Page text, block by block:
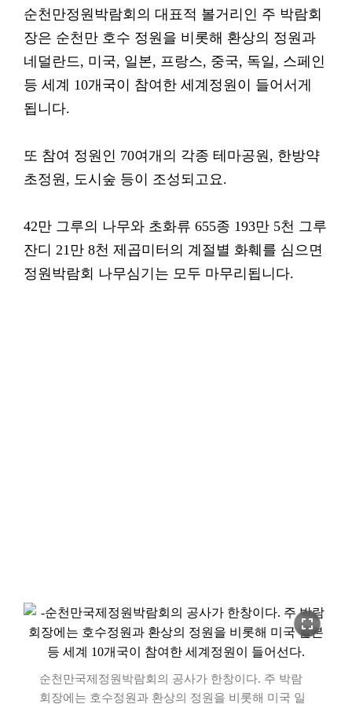
순천만정원박람회의 대표적 볼거리인 주 박람회
장은 순천만 호수 정원을 비롯해 환상의 정원과
네덜란드, 미국, 일본, 프랑스, 중국, 독일, 스페인
등 세계 10개국이 참여한 세계정원이 들어서게
됩니다.
또 참여 정원인 70여개의 각종 테마공원, 한방약
초정원, 도시숲 등이 조성되고요.
42만 그루의 나무와 초화류 655종 193만 5천 그루
잔디 21만 8천 제곱미터의 계절별 화훼를 심으면
정원박람회 나무심기는 모두 마무리됩니다.
fullscreen
순천만국제정원박람회의 공사가 한창이다. 주 박람
회장에는 호수정원과 환상의 정원을 비롯해 미국 일